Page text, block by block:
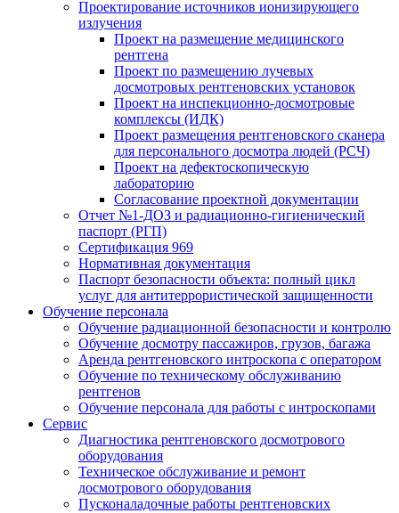
Проектирование источников ионизирующего
излучения
Проект на размещение медицинского
рентгена
Проект по размещению лучевых
досмотровых рентгеновских установок
Проект на инспекционно-досмотровые
комплексы (ИДК)
Проект размещения рентгеновского сканера
для персонального досмотра людей (РСЧ)
Проект на дефектоскопическую
лабораторию
Согласование проектной документации
Отчет №1-ДОЗ и радиационно-гигиенический
паспорт (РГП)
Сертификация 969
Нормативная документация
Паспорт безопасности объекта: полный цикл
услуг для антитеррористической защищенности
Обучение персонала
Обучение радиационной безопасности и контролю
Обучение досмотру пассажиров, грузов, багажа
Аренда рентгеновского интроскопа с оператором
Обучение по техническому обслуживанию
рентгенов
Обучение персонала для работы с интроскопами
Сервис
Диагностика рентгеновского досмотрового
оборудования
Техническое обслуживание и ремонт
досмотрового оборудования
Пусконаладочные работы рентгеновских